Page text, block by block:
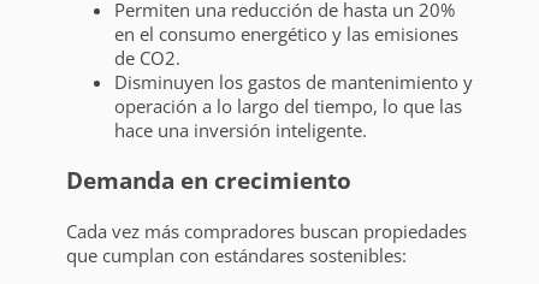
Permiten una reducción de hasta un 20%
en el consumo energético y las emisiones
de CO2.
Disminuyen los gastos de mantenimiento y
operación a lo largo del tiempo, lo que las
hace una inversión inteligente.
Demanda en crecimiento
Cada vez más compradores buscan propiedades
que cumplan con estándares sostenibles: